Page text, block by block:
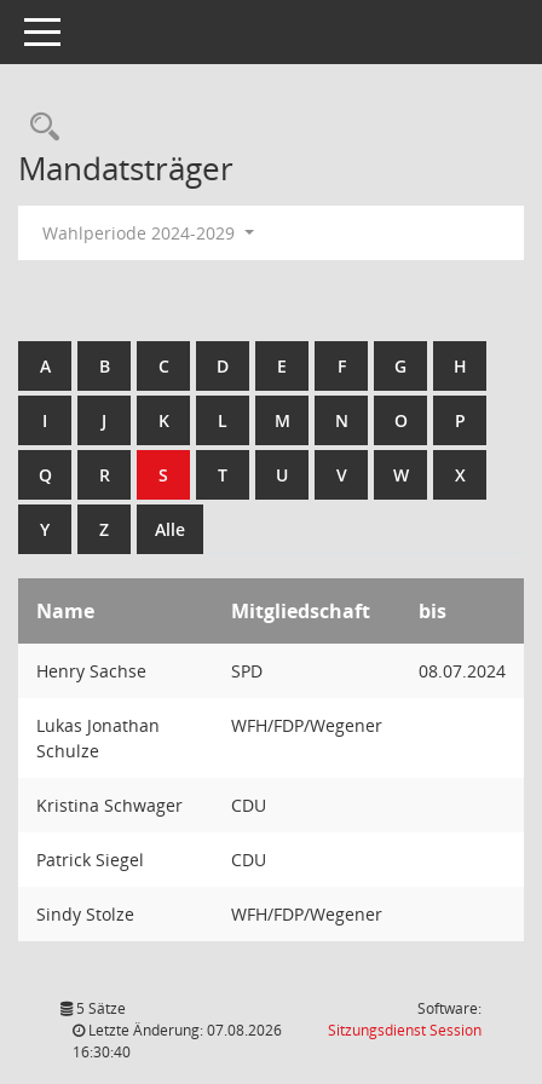
Toggle navigation
Rechercheauswahl
Mandatsträger
Wahlperiode 2024-2029
A B C D E F G H
I J K L M N O P
Q R S T U V W X
Y Z Alle
Name Mitgliedschaft bis
Henry Sachse SPD 08.07.2024
Lukas Jonathan
Schulze
WFH/FDP/Wegener
Kristina Schwager CDU
Patrick Siegel CDU
Sindy Stolze WFH/FDP/Wegener
5 Sätze
Letzte Änderung: 07.08.2026
16:30:40
Software:
SitzungsdienstSession(Wird in